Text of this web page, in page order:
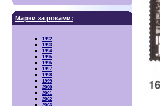
Марки за роками:
1992
1993
1994
1995
1996
1997
1998
1999
2000
2001
2002